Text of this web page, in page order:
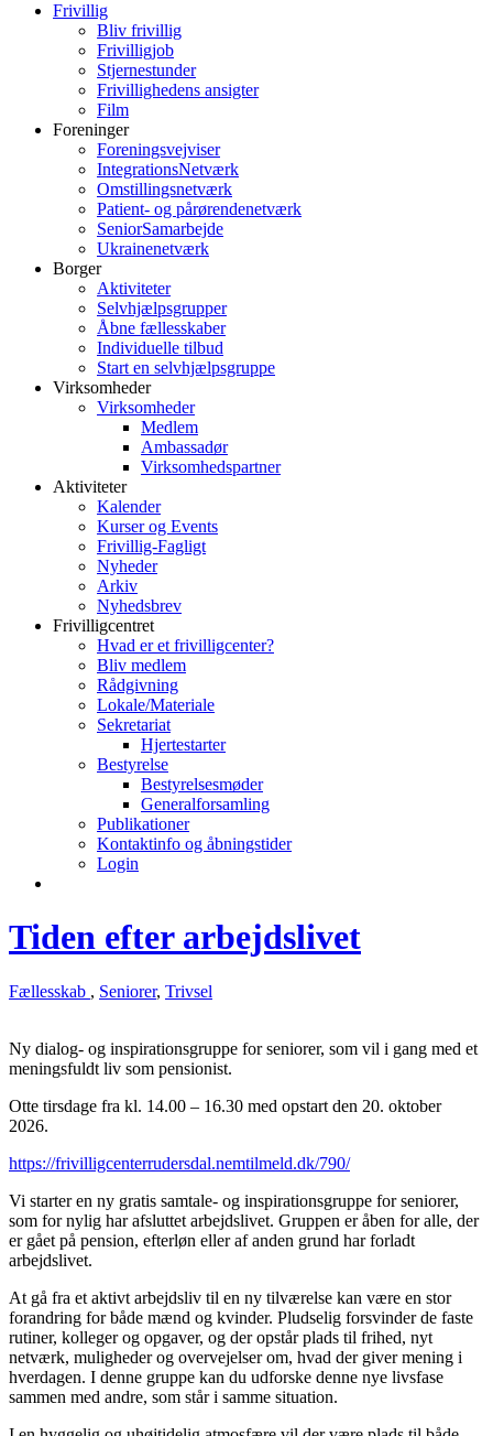
Frivillig
Bliv frivillig
Frivilligjob
Stjernestunder
Frivillighedens ansigter
Film
Foreninger
Foreningsvejviser
IntegrationsNetværk
Omstillingsnetværk
Patient- og pårørendenetværk
SeniorSamarbejde
Ukrainenetværk
Borger
Aktiviteter
Selvhjælpsgrupper
Åbne fællesskaber
Individuelle tilbud
Start en selvhjælpsgruppe
Virksomheder
Virksomheder
Medlem
Ambassadør
Virksomhedspartner
Aktiviteter
Kalender
Kurser og Events
Frivillig-Fagligt
Nyheder
Arkiv
Nyhedsbrev
Frivilligcentret
Hvad er et frivilligcenter?
Bliv medlem
Rådgivning
Lokale/Materiale
Sekretariat
Hjertestarter
Bestyrelse
Bestyrelsesmøder
Generalforsamling
Publikationer
Kontaktinfo og åbningstider
Login
Tiden efter arbejdslivet
Fællesskab , Seniorer, Trivsel
Ny dialog- og inspirationsgruppe for seniorer, som vil i gang med et
meningsfuldt liv som pensionist.
Otte tirsdage fra kl. 14.00 – 16.30 med opstart den 20. oktober
2026.
https://frivilligcenterrudersdal.nemtilmeld.dk/790/
Vi starter en ny gratis samtale- og inspirationsgruppe for seniorer,
som for nylig har afsluttet arbejdslivet. Gruppen er åben for alle, der
er gået på pension, efterløn eller af anden grund har forladt
arbejdslivet.
At gå fra et aktivt arbejdsliv til en ny tilværelse kan være en stor
forandring for både mænd og kvinder. Pludselig forsvinder de faste
rutiner, kolleger og opgaver, og der opstår plads til frihed, nyt
netværk, muligheder og overvejelser om, hvad der giver mening i
hverdagen. I denne gruppe kan du udforske denne nye livsfase
sammen med andre, som står i samme situation.